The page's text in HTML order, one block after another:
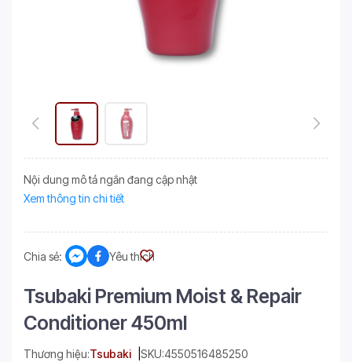
Nội dung mô tả ngắn đang cập nhật
Xem thông tin chi tiết
Chia sẻ: Yêu thích
Tsubaki Premium Moist & Repair
Conditioner 450ml
Thương hiệu:Tsubaki SKU:4550516485250